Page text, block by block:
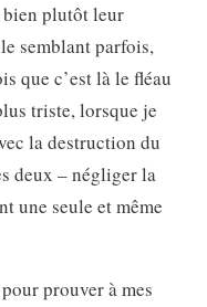
bien plutôt leur
semblant parfois,
que c’est là le fléau
triste, lorsque je
la destruction du
deux – négliger la
une seule et même
prouver à mes